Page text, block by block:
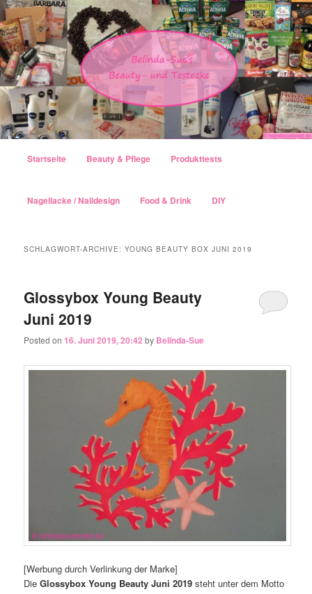
Zum Inhalt wechseln
Zum sekundären Inhalt wechseln
Startseite Beauty & Pflege Produkttests
Nagellacke / Naildesign Food & Drink DIY
SCHLAGWORT-ARCHIVE:YOUNG BEAUTY BOX JUNI 2019
Glossybox Young Beauty
Juni 2019
Posted on16. Juni 2019, 20:42 by Belinda-Sue
[Werbung durch Verlinkung der Marke]
DieGlossybox Young Beauty Juni 2019 steht unter dem Motto